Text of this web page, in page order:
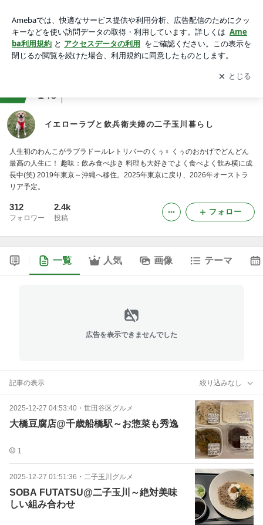
アプリをダウンロードして ブログの更新通知
を受け取りまし
ょう。
開く
145
イエローラブと飲兵衛夫婦の二子玉川暮らし
人生初のわんこがラブラドールレトリバーのくぅ♀ くぅのおかげでどんどん
最高の人生に！ 趣味：飲み食べ歩き 料理も大好きでよく食べよく飲み横に成
長中(笑) 2019年東京～沖縄へ移住。2025年東京に戻り、2026年オーストラ
リア予定。
312
フォロワー
2.4k
投稿
フォロー
一覧 人気 画像 テーマ
広告を表示できませんでした
記事の表示 絞り込みなし
2025-12-27 04:53:40 ・ 世田谷区グルメ
大橋豆腐店@千歳船橋駅～お惣菜も秀逸
1
2025-12-27 01:51:36 ・ 二子玉川グルメ
SOBA FUTATSU@二子玉川～絶対美味
しい組み合わせ